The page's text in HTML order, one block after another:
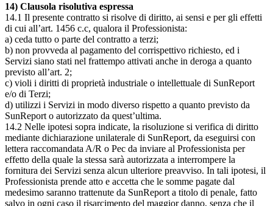
14) Clausola risolutiva espressa
14.1 Il presente contratto si risolve di diritto, ai sensi e per gli effetti
di cui all’art. 1456 c.c, qualora il Professionista:
a) ceda tutto o parte del contratto a terzi;
b) non provveda al pagamento del corrispettivo richiesto, ed i
Servizi siano stati nel frattempo attivati anche in deroga a quanto
previsto all’art. 2;
c) violi i diritti di proprietà industriale o intellettuale di SunReport
e/o di Terzi;
d) utilizzi i Servizi in modo diverso rispetto a quanto previsto da
SunReport o autorizzato da quest’ultima.
14.2 Nelle ipotesi sopra indicate, la risoluzione si verifica di diritto
mediante dichiarazione unilaterale di SunReport, da eseguirsi con
lettera raccomandata A/R o Pec da inviare al Professionista per
effetto della quale la stessa sarà autorizzata a interrompere la
fornitura dei Servizi senza alcun ulteriore preavviso. In tali ipotesi, il
Professionista prende atto e accetta che le somme pagate dal
medesimo saranno trattenute da SunReport a titolo di penale, fatto
salvo in ogni caso il risarcimento del maggior danno, senza che il